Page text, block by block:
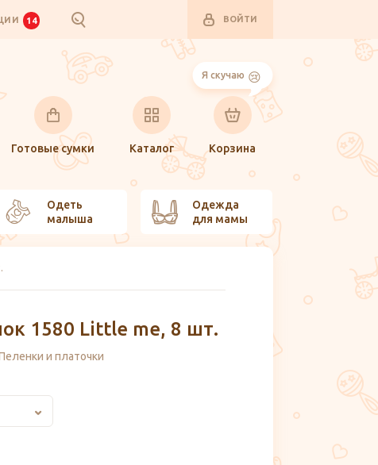
14 ВОЙТИ
Готовые сумки
Каталог
Я скучаю
Корзина
Одеть
малыша
Одежда
для мамы
1580 Little me, 8 шт.
и платочки